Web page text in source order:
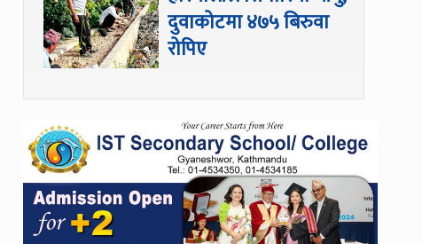
दुवाकोटमा ४७५ बिरुवा
रोपिए